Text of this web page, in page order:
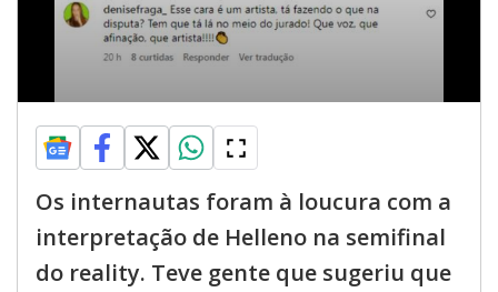
Os internautas foram à loucura com a
interpretação de Helleno na semifinal
do reality. Teve gente que sugeriu que